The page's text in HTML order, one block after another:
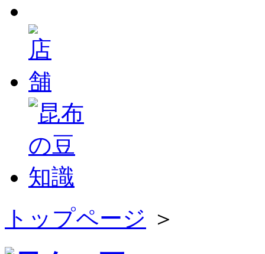
トップページ ＞